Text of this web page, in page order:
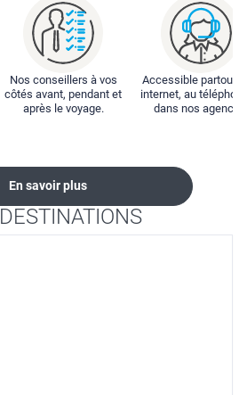
Nos conseillers à vos
côtés avant, pendant et
après le voyage.
Accessible partout :
internet, au
dans nos
En savoir plus
DESTINATIONS